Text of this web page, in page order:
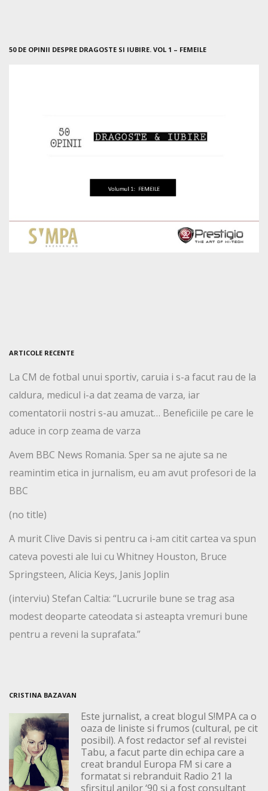
50 DE OPINII DESPRE DRAGOSTE SI IUBIRE. VOL 1 – FEMEILE
ARTICOLE RECENTE
La CM de fotbal unui sportiv, caruia i s-a facut rau de la
caldura, medicul i-a dat zeama de varza, iar
comentatorii nostri s-au amuzat… Beneficiile pe care le
aduce in corp zeama de varza
Avem BBC News Romania. Sper sa ne ajute sa ne
reamintim etica in jurnalism, eu am avut profesori de la
BBC
(no title)
A murit Clive Davis si pentru ca i-am citit cartea va spun
cateva povesti ale lui cu Whitney Houston, Bruce
Springsteen, Alicia Keys, Janis Joplin
(interviu) Stefan Caltia: “Lucrurile bune se trag asa
modest deoparte cateodata si asteapta vremuri bune
pentru a reveni la suprafata.”
CRISTINA BAZAVAN
Este jurnalist, a creat blogul S!MPA ca o
oaza de liniste si frumos (cultural, pe cit
posibil). A fost redactor sef al revistei
Tabu, a facut parte din echipa care a
creat brandul Europa FM si care a
formatat si rebranduit Radio 21 la
sfirsitul anilor ‘90 si a fost consultant